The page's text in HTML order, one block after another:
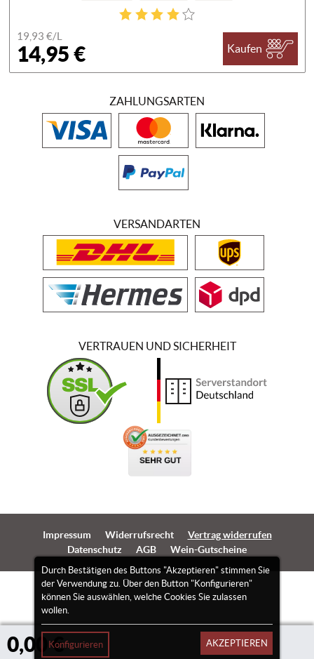
0,00 €
19,93 €/L
14,95 € Kaufen
Durch Bestätigen des Buttons "Akzeptieren" stimmen Sie
der Verwendung zu. Über den Button "Konfigurieren"
können Sie auswählen, welche Cookies Sie zulassen
wollen.
Konfigurieren AKZEPTIEREN
ZAHLUNGSARTEN
VERSANDARTEN
VERTRAUEN UND SICHERHEIT
Impressum Widerrufsrecht
Vertrag widerrufen
Datenschutz
AGB Wein-Gutscheine